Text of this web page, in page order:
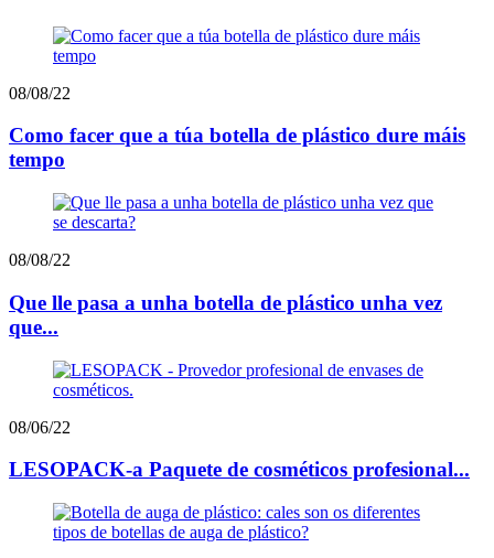
08/08/22
Como facer que a túa botella de plástico dure máis
tempo
08/08/22
Que lle pasa a unha botella de plástico unha vez
que...
08/06/22
LESOPACK-a Paquete de cosméticos profesional...